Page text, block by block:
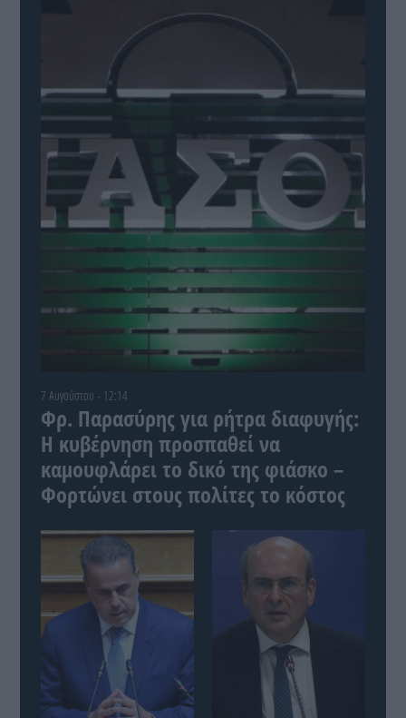
7 Αυγούστου - 12:14
Φρ. Παρασύρης για ρήτρα διαφυγής:
Η κυβέρνηση προσπαθεί να
καμουφλάρει το δικό της φιάσκο –
Φορτώνει στους πολίτες το κόστος